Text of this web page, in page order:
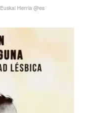
Euskal Herria @es